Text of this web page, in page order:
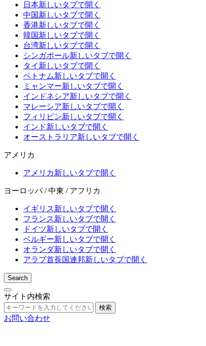
日本新しいタブで開く
中国新しいタブで開く
香港新しいタブで開く
韓国新しいタブで開く
台湾新しいタブで開く
シンガポール新しいタブで開く
タイ 新しいタブで開く
ベトナム新しいタブで開く
ミャンマー新しいタブで開く
インドネシア新しいタブで開く
マレーシア新しいタブで開く
フィリピン新しいタブで開く
インド新しいタブで開く
オーストラリア新しいタブで開く
アメリカ
アメリカ新しいタブで開く
ヨーロッパ / 中東 / アフリカ
イギリス新しいタブで開く
フランス新しいタブで開く
ドイツ新しいタブで開く
ベルギー新しいタブで開く
オランダ新しいタブで開く
アラブ首長国連邦新しいタブで開く
Search
サイト内検索
検索
お問い合わせ